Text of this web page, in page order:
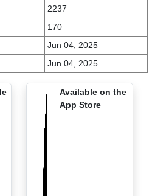
2237
170
Jun 04, 2025
Jun 04, 2025
Available on the
App Store